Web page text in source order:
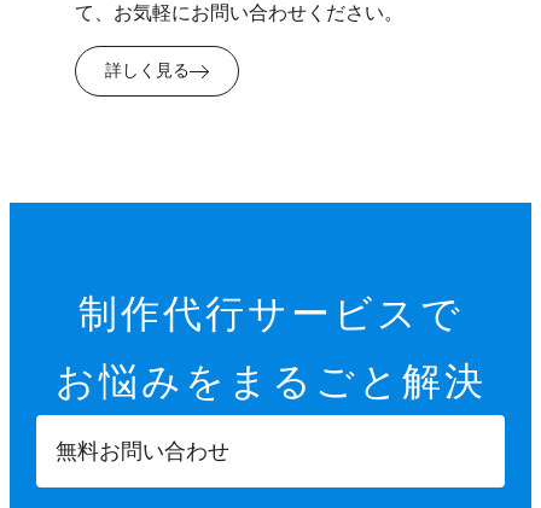
て、お気軽にお問い合わせください。
詳しく見る
制作代行サービスで
お悩みを まるごと解決
無料お問い合わせ